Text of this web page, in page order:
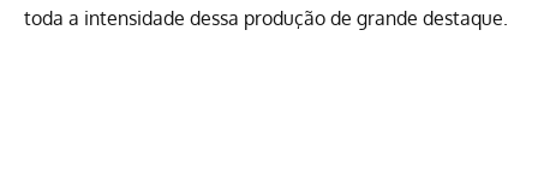
toda a intensidade dessa produção de grande destaque.